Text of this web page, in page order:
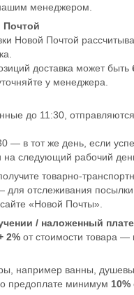
менеджером.
Почтой
Новой Почтой
доставка может быть
у менеджера.
до 11:30,
— в тот же день, если
на следующий рабочий
товарно-
для отслеживания
«Новой Почты».
/ наложенный
2% от стоимости товара
например ванны,
предоплате минимум 10%